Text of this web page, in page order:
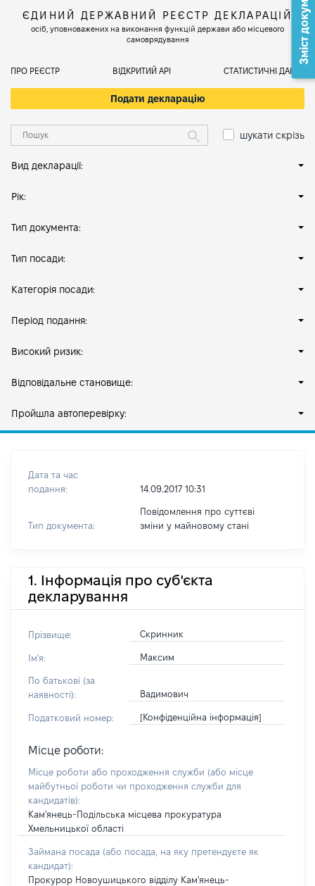
ЄДИНИЙ ДЕРЖАВНИЙ РЕЄСТР ДЕКЛАРАЦІЙ
осіб, уповноважених на виконання функцій держави або місцевого
самоврядування
ПРО РЕЄСТР ВІДКРИТИЙ АРІ СТАТИСТИЧНІ ДАНІ
Подати декларацію
шукати скрізь
Вид декларації:
Рік:
Тип документа:
Тип посади:
Категорія посади:
Період подання:
Високий ризик:
Відповідальне становище:
Пройшла автоперевірку:
Дата та час
подання:
14.09.2017 10:31
Тип документа:
Повідомлення про суттєві
зміни y майновому стані
1. Інформація про суб'єкта
декларування
Прізвище: Скринник
Ім'я: Максим
По батькові (за
наявності):
Вадимович
Податковий номер: [Конфіденційна інформація]
Місце роботи:
Місце роботи або проходження служби (або місце
майбутньої роботи чи проходження служби для
кандидатів):
Кам'янець-Подільська місцева прокуратура
Хмельницької області
Займана посада (або посада, на яку претендуєте як
кандидат):
Прокурор Новоушицького відділу Кам'янець-
Зміст документа